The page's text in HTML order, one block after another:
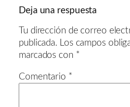
Deja una respuesta
Tu dirección de correo
publicada. Los campos
marcados con *
Comentario *